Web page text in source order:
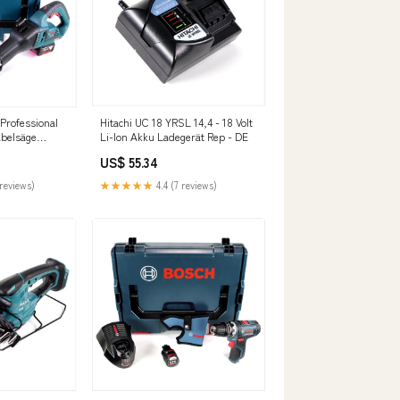
1880 CV
Hitachi UC 18 YRSL 14,4 - 18 Volt
Li-Ion Akku Ladegerät Rep - DE
US$ 55.34
★★★★★ 4.4 (7 reviews)